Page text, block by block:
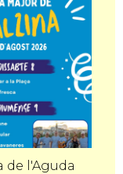
de l'Aguda